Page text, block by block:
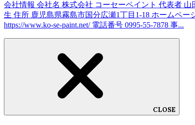
会社情報 会社名 株式会社 コーセーペイント 代表者 山
生 住所 鹿児島県霧島市国分広瀬1丁目1-18 ホームペー
https://www.ko-se-paint.net/ 電話番号 0995-55-7878 事...
CLOSE